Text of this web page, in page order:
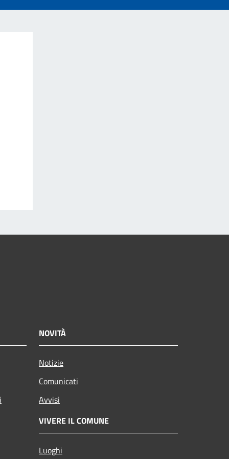
NOVITÀ
Notizie
Comunicati
Avvisi
VIVERE IL COMUNE
Luoghi